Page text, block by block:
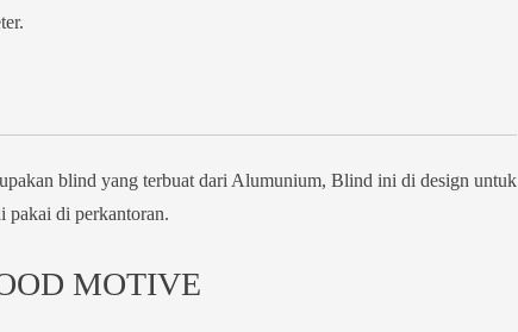
blind yang terbuat dari Alumunium, Blind ini di design untuk
pakai di perkantoran.
MOTIVE